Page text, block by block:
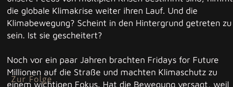
die globale Klimakrise weiter ihren Lauf. Und die
Klimabewegung? Scheint in den Hintergrund getreten zu
sein. Ist sie gescheitert?
Noch vor ein paar Jahren brachten Fridays for Future
Millionen auf die Straße und machten Klimaschutz zu
einem wichtigen Fokus. Hat die Bewegung versagt, weil
Zur Folge